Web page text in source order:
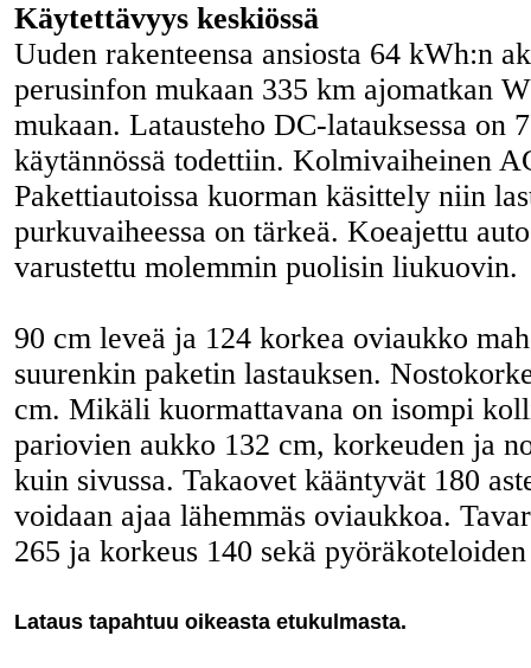
Käytettävyys keskiössä
Uuden rakenteensa ansiosta 64 kWh:n
perusinfon mukaan 335 km ajomatkan
mukaan. Latausteho DC-latauksessa on
käytännössä todettiin. Kolmivaiheinen
Pakettiautoissa kuorman käsittely niin
purkuvaiheessa on tärkeä. Koeajettu
varustettu molemmin puolisin liukuovin.
90 cm leveä ja 124 korkea oviaukko
suurenkin paketin lastauksen.
cm. Mikäli kuormattavana on isompi
pariovien aukko 132 cm, korkeuden ja
kuin sivussa. Takaovet kääntyvät 180
voidaan ajaa lähemmäs oviaukkoa.
265 ja korkeus 140 sekä
Lataus tapahtuu oikeasta etukulmasta.